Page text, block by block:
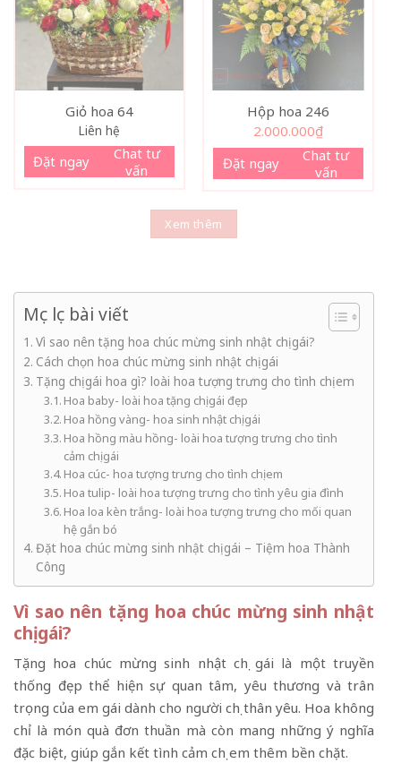
Giỏ hoa 64
Liên hệ
Đặt ngay
Chat tư
vấn
Hộp hoa 246
2.000.000₫
Đặt ngay
Chat tư
vấn
Xem thêm
Mục lục bài viết
Vì sao nên tặng hoa chúc mừng sinh nhật chị gái?
Cách chọn hoa chúc mừng sinh nhật chị gái
Tặng chị gái hoa gì? loài hoa tượng trưng cho tình chị em
Hoa baby- loài hoa tặng chị gái đẹp
Hoa hồng vàng- hoa sinh nhật chị gái
Hoa hồng màu hồng- loài hoa tượng trưng cho tình
cảm chị gái
Hoa cúc- hoa tượng trưng cho tình chị em
Hoa tulip- loài hoa tượng trưng cho tình yêu gia đình
Hoa loa kèn trắng- loài hoa tượng trưng cho mối quan
hệ gắn bó
Đặt hoa chúc mừng sinh nhật chị gái – Tiệm hoa Thành
Công
Vì sao nên tặng hoa chúc mừng sinh nhật
chị gái?
Tặng hoa chúc mừng sinh nhật chị gái là một truyền
thống đẹp thể hiện sự quan tâm, yêu thương và trân
trọng của em gái dành cho người chị thân yêu. Hoa không
chỉ là món quà đơn thuần mà còn mang những ý nghĩa
đặc biệt, giúp gắn kết tình cảm chị em thêm bền chặt.